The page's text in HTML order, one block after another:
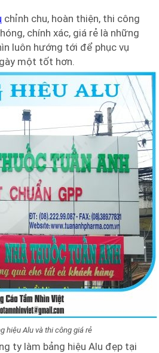
chỉnh chu, hoàn thiện, thi công
chính xác, giá rẻ là những
luôn hướng tới để phục vụ
một tốt hơn.
hiệu Alu và thi công giá rẻ
ty làm bảng hiệu Alu đẹp tại